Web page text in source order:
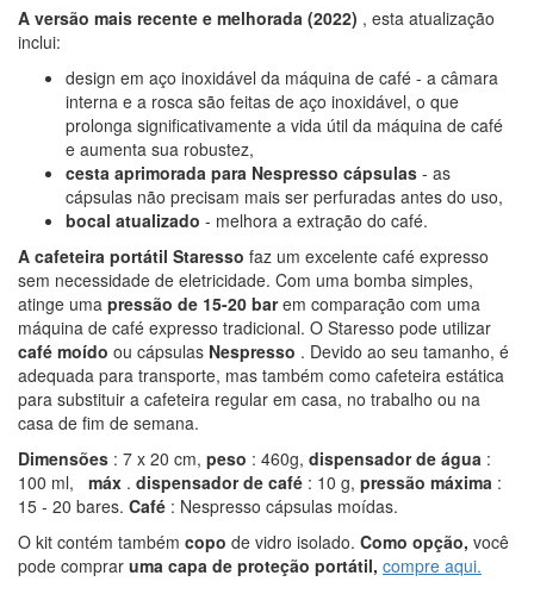
A versão mais recente e melhorada (2022) , esta atualização
inclui:
design em aço inoxidável da máquina de café - a câmara
interna e a rosca são feitas de aço inoxidável, o que
prolonga significativamente a vida útil da máquina de café
e aumenta sua robustez,
cesta aprimorada para Nespresso cápsulas - as
cápsulas não precisam mais ser perfuradas antes do uso,
bocal atualizado - melhora a extração do café.
A cafeteira portátil Staresso faz um excelente café expresso
sem necessidade de eletricidade. Com uma bomba simples,
atinge uma pressão de 15-20 barem comparação com uma
máquina de café expresso tradicional. O Staresso pode utilizar
café moído ou cápsulas Nespresso . Devido ao seu tamanho, é
adequada para transporte, mas também como cafeteira estática
para substituir a cafeteira regular em casa, no trabalho ou na
casa de fim de semana.
Dimensões : 7 x 20 cm, peso : 460g, dispensador de água :
100 ml,
máx . dispensador de café : 10 g, pressão máxima :
15 - 20 bares. Café : Nespresso cápsulas moídas.
O kit contém também copo de vidro isolado. Como opção, você
pode comprar uma capa de proteção portátil, compre aqui.